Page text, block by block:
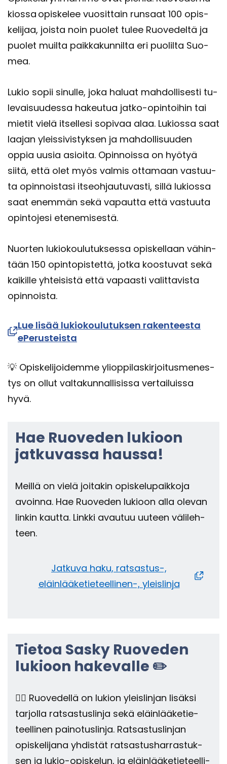
kios­sa opis­ke­lee vuo­sit­tain run­saat 100 opis­
ke­li­jaa, jois­ta noin puo­let tulee Ruo­ve­del­tä ja
puo­let muil­ta paik­ka­kun­nil­ta eri puo­lil­ta Suo­
mea.
Lukio sopii si­nul­le, joka ha­luat mah­dol­li­ses­ti tu­
le­vai­suu­des­sa ha­keu­tua jatko-​opintoihin tai
mie­tit vielä it­sel­le­si so­pi­vaa alaa. Lu­kios­sa saat
laa­jan yleis­si­vis­tyk­sen ja mah­dol­li­suu­den
oppia uusia asioi­ta. Opin­nois­sa on hyö­tyä
siitä, että olet myös val­mis ot­ta­maan vas­tuu­
ta opin­nois­ta­si it­seoh­jau­tu­vas­ti, sillä lu­kios­sa
saat enem­män sekä va­paut­ta että vas­tuu­ta
opin­to­je­si ete­ne­mi­ses­tä.
Nuor­ten lu­kio­kou­lu­tuk­ses­sa opis­kel­laan vä­hin­
tään 150 opin­to­pis­tet­tä, jotka koos­tu­vat sekä
kai­kil­le yh­tei­sis­tä että va­paas­ti va­lit­ta­vis­ta
opin­nois­ta.
Lue lisää lu­kio­kou­lu­tuk­sen ra­ken­tees­ta
ePe­rus­teis­ta
💡 Opis­ke­li­joi­dem­me yli­op­pi­las­kir­joi­tus­me­nes­
tys on ollut val­ta­kun­nal­li­sis­sa ver­tai­luis­sa
hyvä.
Hae Ruo­ve­den lu­kioon
jat­ku­vas­sa haus­sa!
Meil­lä on vielä joi­ta­kin opis­ke­lu­paik­ko­ja
avoin­na. Hae Ruo­ve­den lu­kioon alla ole­van
lin­kin kaut­ta. Link­ki avau­tuu uu­teen vä­li­leh­
teen.
Jat­ku­va haku, ratsastus-​,
eläinlääketieteellinen-​, yleis­lin­ja
Tie­toa Sasky Ruo­ve­den
lu­kioon ha­ke­val­le ✏️
👉🏼 Ruo­ve­del­lä on lu­kion yleis­lin­jan li­säk­si
tar­jol­la rat­sas­tus­lin­ja sekä eläin­lää­ke­tie­
teel­li­nen pai­no­tus­lin­ja. Rat­sas­tus­lin­jan
opis­ke­li­ja­na yh­dis­tät rat­sas­tus­har­ras­tuk­
sen ja lukio-​opiskelun, ja eläin­lää­ke­tie­teel­li­